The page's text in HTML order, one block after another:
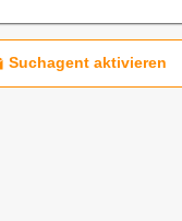
Suchagent aktivieren